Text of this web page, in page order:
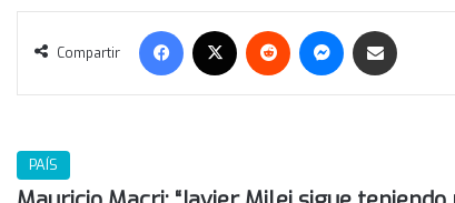
Compartir
Facebook Reddit Messenger